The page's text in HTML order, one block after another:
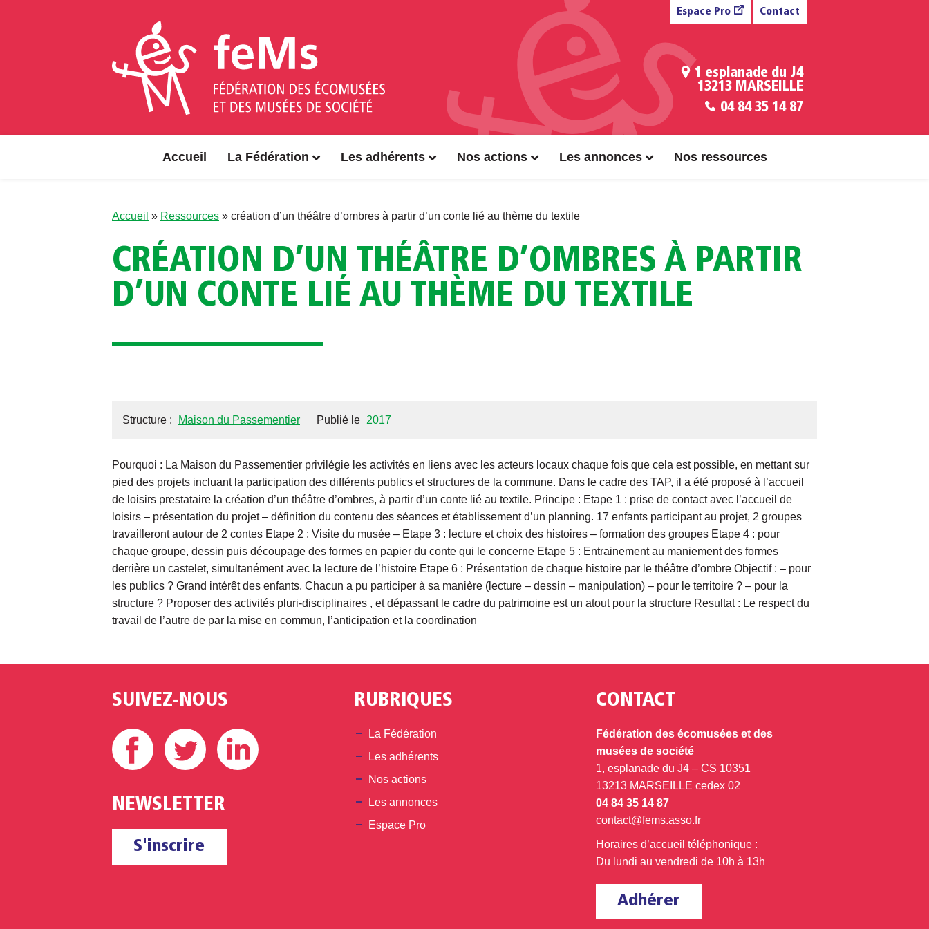
Espace Pro Contact
1 esplanade du J4
13213 MARSEILLE
04 84 35 14 87
Accueil La Fédération Les adhérents Nos actions Les annonces Nos ressources
Accueil » Ressources » création d’un théâtre d’ombres à partir d’un conte lié au thème du textile
CRÉATION D’UN THÉÂTRE D’OMBRES À PARTIR
D’UN CONTE LIÉ AU THÈME DU TEXTILE
Structure : Maison du Passementier Publié le 2017
Pourquoi : La Maison du Passementier privilégie les activités en liens avec les acteurs locaux chaque fois que cela est possible, en mettant sur
pied des projets incluant la participation des différents publics et structures de la commune. Dans le cadre des TAP, il a été proposé à l’accueil
de loisirs prestataire la création d’un théâtre d’ombres, à partir d’un conte lié au textile. Principe : Etape 1 : prise de contact avec l’accueil de
loisirs – présentation du projet – définition du contenu des séances et établissement d’un planning. 17 enfants participant au projet, 2 groupes
travailleront autour de 2 contes Etape 2 : Visite du musée – Etape 3 : lecture et choix des histoires – formation des groupes Etape 4 : pour
chaque groupe, dessin puis découpage des formes en papier du conte qui le concerne Etape 5 : Entrainement au maniement des formes
derrière un castelet, simultanément avec la lecture de l’histoire Etape 6 : Présentation de chaque histoire par le théâtre d’ombre Objectif : – pour
les publics ? Grand intérêt des enfants. Chacun a pu participer à sa manière (lecture – dessin – manipulation) – pour le territoire ? – pour la
structure ? Proposer des activités pluri-disciplinaires , et dépassant le cadre du patrimoine est un atout pour la structure Resultat : Le respect du
travail de l’autre de par la mise en commun, l’anticipation et la coordination
SUIVEZ-NOUS
Facebook Twitter
NEWSLETTER
S'inscrire
RUBRIQUES
La Fédération
Les adhérents
Nos actions
Les annonces
Espace Pro
CONTACT
Fédération des écomusées et des
musées de société
1, esplanade du J4 – CS 10351
13213 MARSEILLE cedex 02
04 84 35 14 87
contact@fems.asso.fr
Horaires d’accueil téléphonique :
Du lundi au vendredi de 10h à 13h
Adhérer